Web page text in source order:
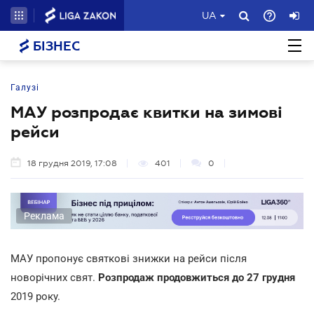
UA
БІЗНЕС
Галузі
МАУ розпродає квитки на зимові
рейси
18 грудня 2019, 17:08 401 0
Реклама
МАУ пропонує святкові знижки на рейси після
новорічних свят. Розпродаж продовжиться до 27 грудня
2019 року.